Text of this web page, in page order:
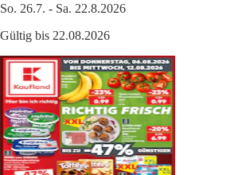
So. 26.7. - Sa. 22.8.2026
Gültig bis 22.08.2026